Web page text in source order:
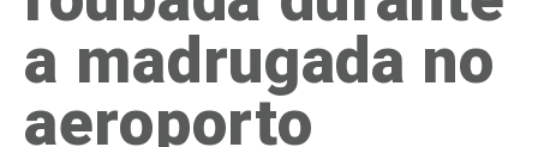
a madrugada no
aeroporto